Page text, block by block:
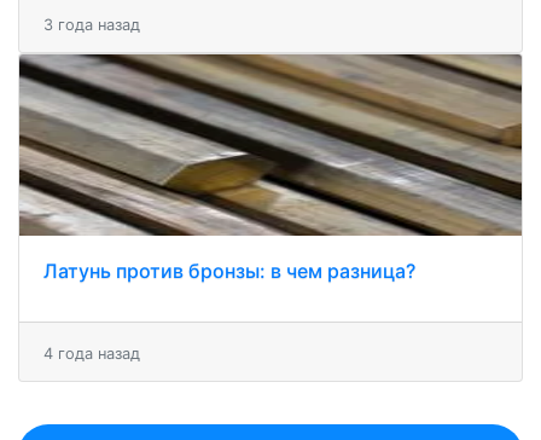
3 года назад
Латунь против бронзы: в чем разница?
4 года назад